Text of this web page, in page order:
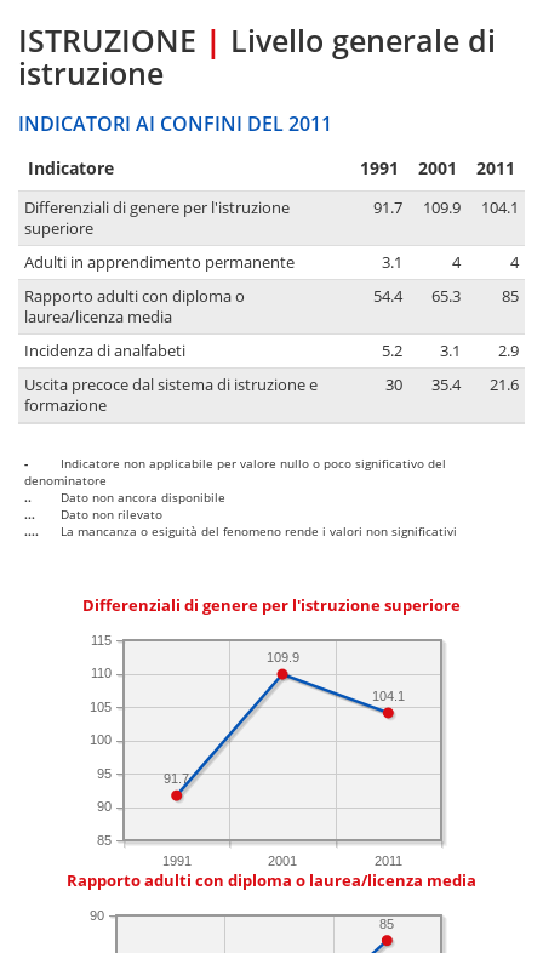
ISTRUZIONE | Livello generale di
istruzione
INDICATORI AI CONFINI DEL 2011
Indicatore 1991 2001 2011
Differenziali di genere per l'istruzione
superiore
91.7 109.9 104.1
Adulti in apprendimento permanente 3.1 4
4
Rapporto adulti con diploma o
laurea/licenza media
54.4 65.3 85
Incidenza di analfabeti 5.2 3.1
2.9
Uscita precoce dal sistema di istruzione e
formazione
30 35.4 21.6
-
Indicatore non applicabile per valore nullo o poco significativo del
denominatore
..
Dato non ancora disponibile
...
Dato non rilevato
....
La mancanza o esiguità del fenomeno rende i valori non significativi
Differenziali di genere per l'istruzione superiore
1991 2001 2011
85
90
95
100
105
110
115
104.1
109.9
91.7
Rapporto adulti con diploma o laurea/licenza media
90
85